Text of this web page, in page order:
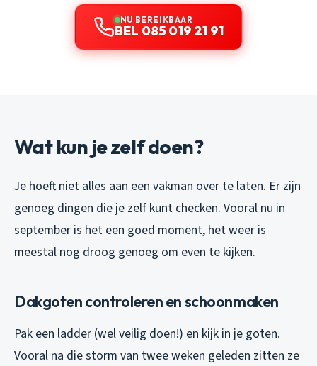
NU BEREIKBAAR
BEL 085 019 21 91
Wat kun je zelf doen?
Je hoeft niet alles aan een vakman over te laten. Er zijn
genoeg dingen die je zelf kunt checken. Vooral nu in
september is het een goed moment, het weer is
meestal nog droog genoeg om even te kijken.
Dakgoten controleren en schoonmaken
Pak een ladder (wel veilig doen!) en kijk in je goten.
Vooral na die storm van twee weken geleden zitten ze